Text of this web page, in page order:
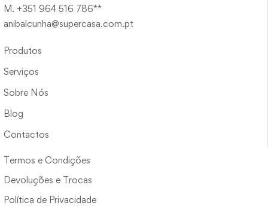
M. +351 964 516 786**
anibalcunha@supercasa.com.pt
Produtos
Serviços
Sobre Nós
Blog
Contactos
Termos e Condições
Devoluções e Trocas
Política de Privacidade